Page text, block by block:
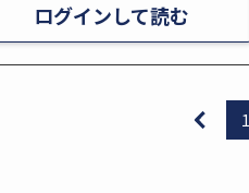
ログインして読む
1